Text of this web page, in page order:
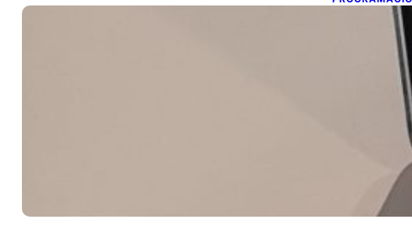
3 de mayo de
¿Que son
matemático